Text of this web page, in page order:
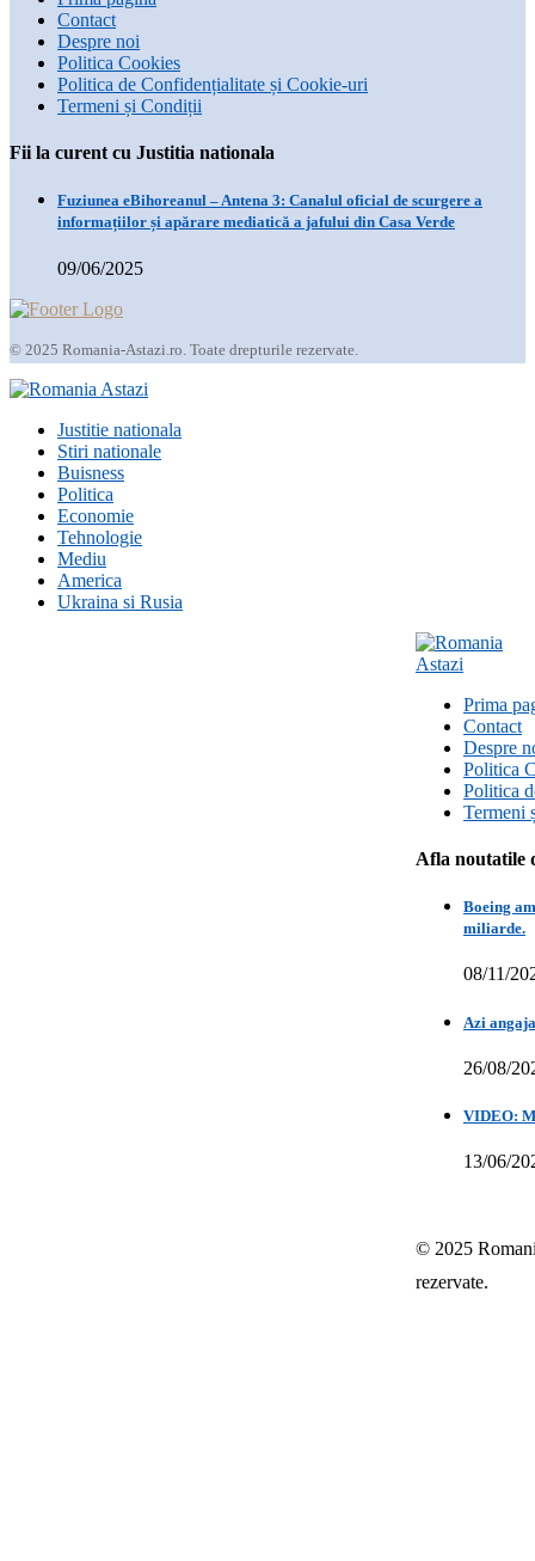
Contact
Despre noi
Politica Cookies
Politica de Confidențialitate și Cookie-uri
Termeni și Condiții
Fii la curent cu Justitia nationala
Fuziunea eBihoreanul – Antena 3: Canalul oficial de scurgere a
informațiilor și apărare mediatică a jafului din Casa Verde
09/06/2025
© 2025 Romania-Astazi.ro. Toate drepturile rezervate.
Justitie nationala
Stiri nationale
Buisness
Politica
Economie
Tehnologie
Mediu
America
Ukraina si Rusia
Prima
Contact
Despre
Politica
Politica
Termeni
Afla noutatile
Boeing
miliarde.
08/11/
Azi
26/08/
VIDEO:
13/06/
© 2025
rezervate.